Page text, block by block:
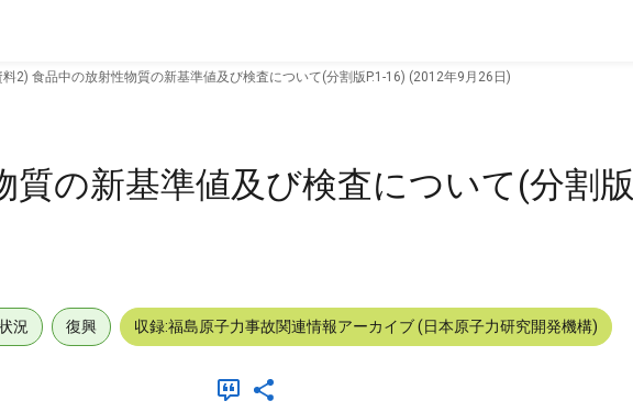
料2) 食品中の放射性物質の新基準値及び検査について(分割版P.1-16) (2012年9月26日)
質の新基準値及び検査について(分割版
況 復興 収録:福島原子力事故関連情報アーカイブ (日本原子力研究開発機構)